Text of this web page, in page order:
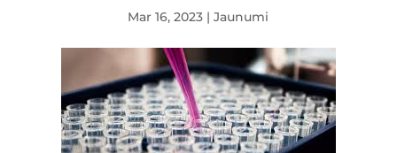
Mar 16, 2023 |Jaunumi